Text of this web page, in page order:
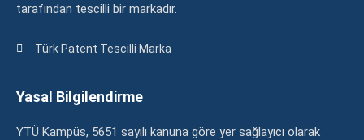
tarafından tescilli bir markadır.
Türk Patent Tescilli Marka
Yasal Bilgilendirme
YTÜ Kampüs, 5651 sayılı kanuna göre yer sağlayıcı olarak